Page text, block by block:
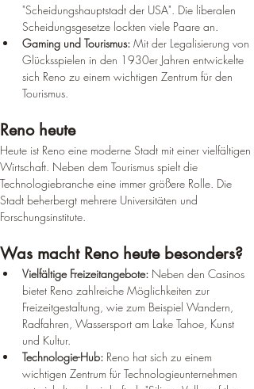
"Scheidungshauptstadt der USA". Die liberalen
Scheidungsgesetze lockten viele Paare an.
Gaming und Tourismus: Mit der Legalisierung von
Glücksspielen in den 1930er Jahren entwickelte
sich Reno zu einem wichtigen Zentrum für den
Tourismus.
Reno heute
Heute ist Reno eine moderne Stadt mit einer vielfältigen
Wirtschaft. Neben dem Tourismus spielt die
Technologiebranche eine immer größere Rolle. Die
Stadt beherbergt mehrere Universitäten und
Forschungsinstitute.
Was macht Reno heute besonders?
Vielfältige Freizeitangebote: Neben den Casinos
bietet Reno zahlreiche Möglichkeiten zur
Freizeitgestaltung, wie zum Beispiel Wandern,
Radfahren, Wassersport am Lake Tahoe, Kunst
und Kultur.
Technologie-Hub: Reno hat sich zu einem
wichtigen Zentrum für Technologieunternehmen